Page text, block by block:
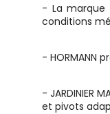
- La marque
conditions
- HORMANN
- JARDINIER
et pivots